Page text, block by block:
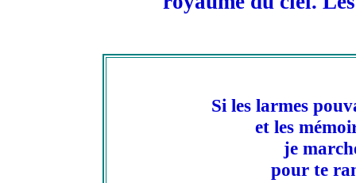
Si les larmes
et les
je
pour te